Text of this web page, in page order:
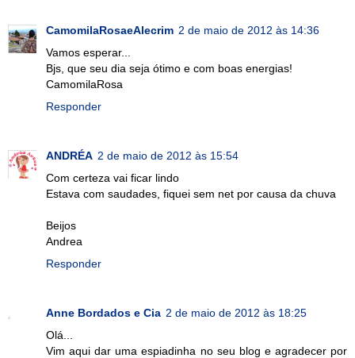
CamomilaRosaeAlecrim 2 de maio de 2012 às 14:36
Vamos esperar...
Bjs, que seu dia seja ótimo e com boas energias!
CamomilaRosa
Responder
ANDRÉA 2 de maio de 2012 às 15:54
Com certeza vai ficar lindo
Estava com saudades, fiquei sem net por causa da chuva
Beijos
Andrea
Responder
Anne Bordados e Cia 2 de maio de 2012 às 18:25
Olá...
Vim aqui dar uma espiadinha no seu blog e agradecer por